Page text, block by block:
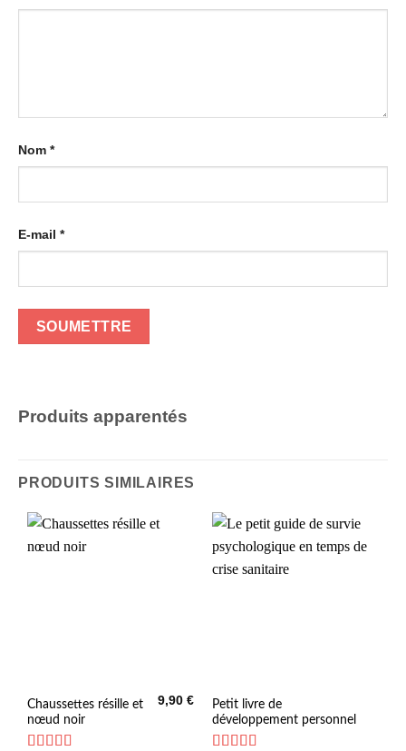
Nom *
E-mail *
Produits apparentés
PRODUITS SIMILAIRES
Chaussettes résille et
nœud noir
9,90€
Petit livre de
développement personnel